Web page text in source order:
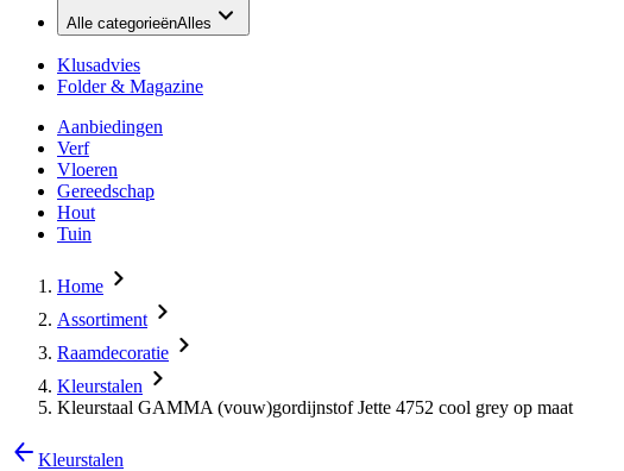
Alle categorieënAlles
Klusadvies
Folder & Magazine
Aanbiedingen
Verf
Vloeren
Gereedschap
Hout
Tuin
Home
Assortiment
Raamdecoratie
Kleurstalen
Kleurstaal GAMMA (vouw)gordijnstof Jette 4752 cool grey op maat
Kleurstalen